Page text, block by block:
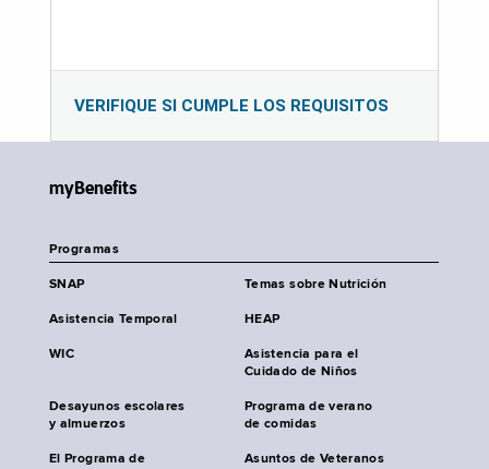
VERIFIQUE SI CUMPLE LOS REQUISITOS
myBenefits
Programas
SNAP Temas sobre Nutrición
Asistencia Temporal HEAP
WIC
Asistencia para el
Cuidado de Niños
Desayunos escolares
y almuerzos
Programa de verano
de comidas
El Programa de
Asuntos de Veteranos